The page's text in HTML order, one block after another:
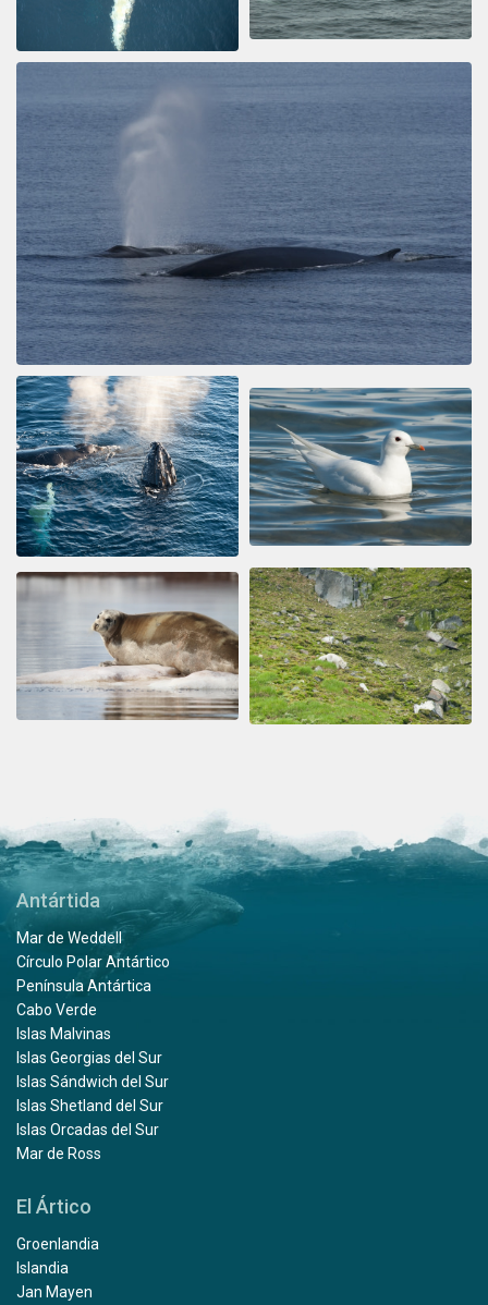
Antártida
Mar de Weddell
Círculo Polar Antártico
Península Antártica
Cabo Verde
Islas Malvinas
Islas Georgias del Sur
Islas Sándwich del Sur
Islas Shetland del Sur
Islas Orcadas del Sur
Mar de Ross
El Ártico
Groenlandia
Islandia
Jan Mayen